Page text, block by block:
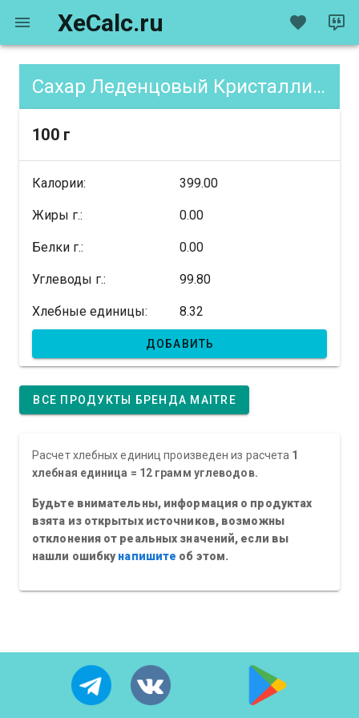
XeCalc.ru
Сахар Леденцовый Кристаллический Коричневый, содержание XE
100 г
Калории: 399.00
Жиры г.: 0.00
Белки г.: 0.00
Углеводы г.: 99.80
Хлебные единицы: 8.32
ДОБАВИТЬ
ВСЕ ПРОДУКТЫ БРЕНДА MAITRE
Расчет хлебных единиц произведен из расчета 1
хлебная единица = 12 грамм углеводов.
Будьте внимательны, информация о продуктах
взята из открытых источников, возможны
отклонения от реальных значений, если вы
нашли ошибкунапишите об этом.